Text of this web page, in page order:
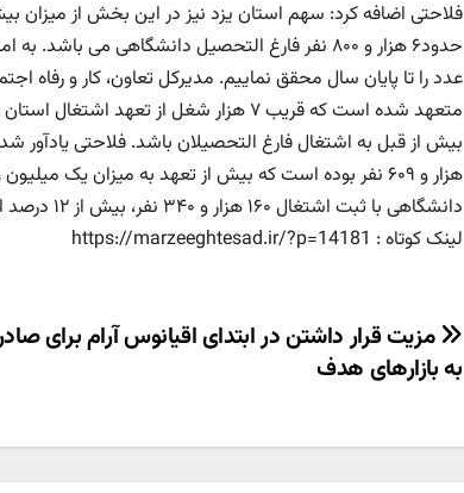
حدود۶ هزار و ۸۰۰ نفر فارغ التحصیل دانشگاهی
متعهد شده است که قریب ۷ هزار شغل از
دانشگاهی با ثبت اشتغال ۱۶۰ هزار و ۳۴۰ نفر، بیش از ۱۲ درصد از مجموع اشتغال‌های ثبت شده را تشکیل دادند.
لینک کوتاه : https://marzeeghtesad.ir/?p=14181
راهبری
نوشته
مزیت قرار داشتن در ابتدای اقیانوس آرام برای
به بازارهای هدف